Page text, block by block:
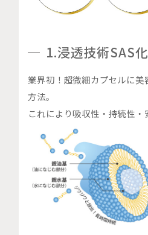
1.浸透技術SAS化
業界初！超微細カプセルに
方法。
これにより吸収性・持続性・